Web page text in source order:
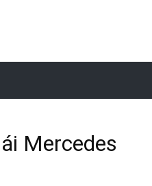
Mercedes